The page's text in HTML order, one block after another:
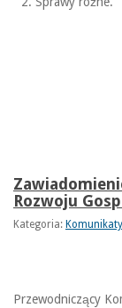
Rozwoju
Kategoria:
Przewodniczący